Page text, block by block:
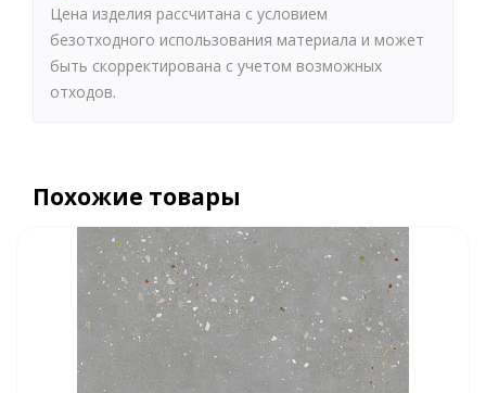
Цена изделия рассчитана с условием
безотходного использования материала и может
быть скорректирована с учетом возможных
отходов.
Похожие товары